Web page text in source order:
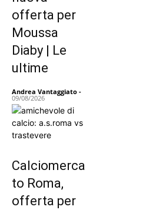
offerta per
Moussa
Diaby | Le
ultime
Andrea Vantaggiato -
09/08/2026
Calciomerca
to Roma,
offerta per